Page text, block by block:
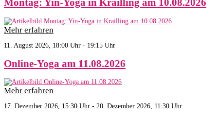
Montag: Yin-Yoga in Krailling am 10.08.2026
Mehr erfahren
11. August 2026, 18:00 Uhr - 19:15 Uhr
Online-Yoga am 11.08.2026
Mehr erfahren
17. Dezember 2026, 15:30 Uhr - 20. Dezember 2026, 11:30 Uhr